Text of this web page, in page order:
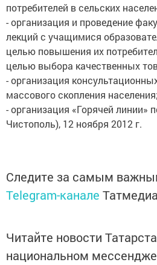
потребителей в сельских
- организация и проведение
лекций с учащимися
целью повышения их
целью выбора качественных
- организация
массового скопления населения;
- организация «Горячей линии»
Чистополь), 12 ноября 2012 г.
Следите за самым
Telegram-канале Татмедиа
Читайте новости
национальном